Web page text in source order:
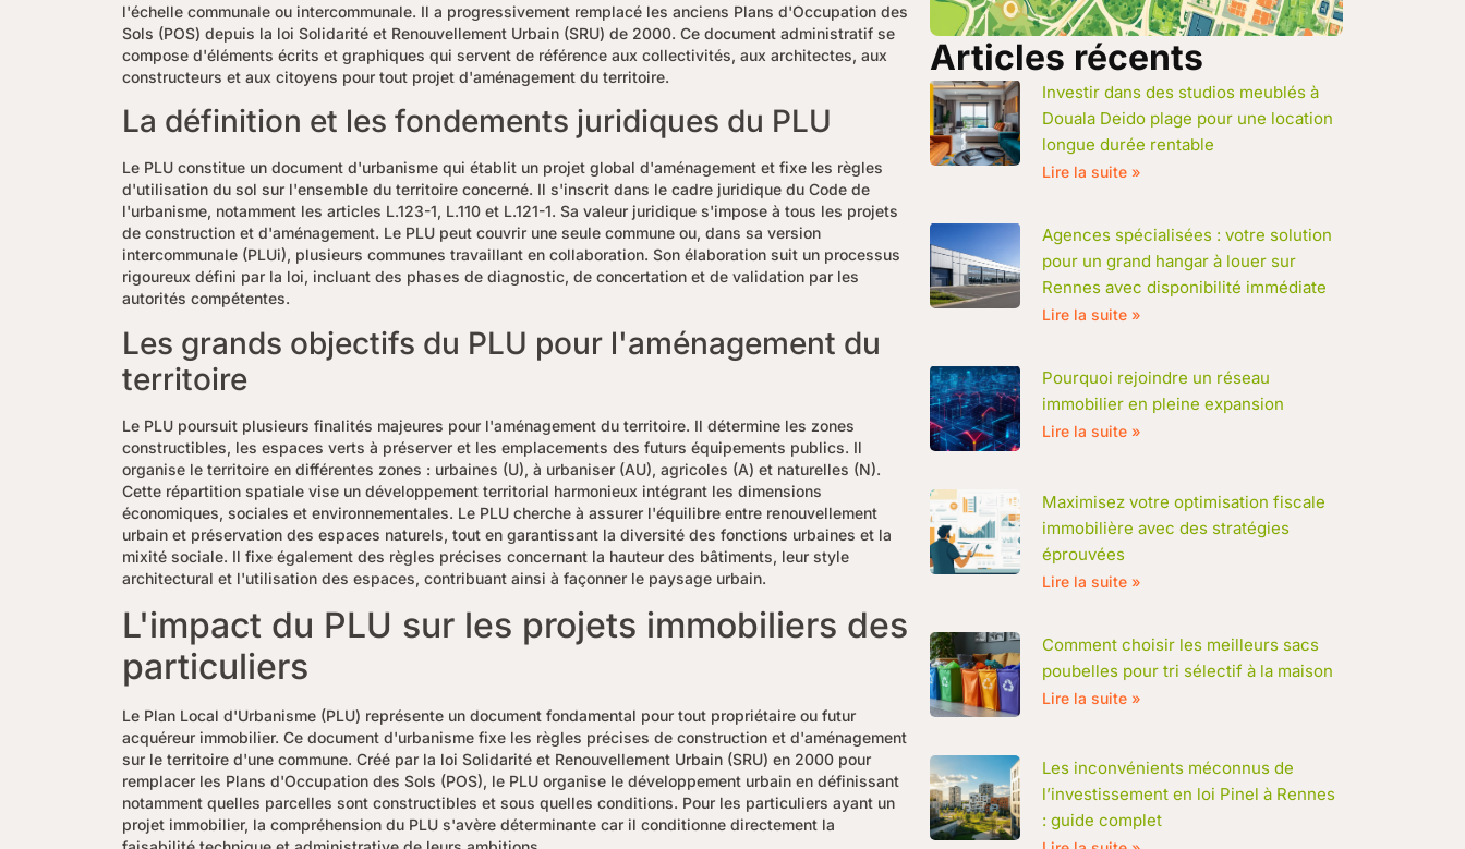
l'échelle communale ou intercommunale. Il a progressivement remplacé les anciens Plans d'Occupation des
Sols (POS) depuis la loi Solidarité et Renouvellement Urbain (SRU) de 2000. Ce document administratif se
compose d'éléments écrits et graphiques qui servent de référence aux collectivités, aux architectes, aux
constructeurs et aux citoyens pour tout projet d'aménagement du territoire.
La définition et les fondements juridiques du PLU
Le PLU constitue un document d'urbanisme qui établit un projet global d'aménagement et fixe les règles
d'utilisation du sol sur l'ensemble du territoire concerné. Il s'inscrit dans le cadre juridique du Code de
l'urbanisme, notamment les articles L.123-1, L.110 et L.121-1. Sa valeur juridique s'impose à tous les projets
de construction et d'aménagement. Le PLU peut couvrir une seule commune ou, dans sa version
intercommunale (PLUi), plusieurs communes travaillant en collaboration. Son élaboration suit un processus
rigoureux défini par la loi, incluant des phases de diagnostic, de concertation et de validation par les
autorités compétentes.
Les grands objectifs du PLU pour l'aménagement du
territoire
Le PLU poursuit plusieurs finalités majeures pour l'aménagement du territoire. Il détermine les zones
constructibles, les espaces verts à préserver et les emplacements des futurs équipements publics. Il
organise le territoire en différentes zones : urbaines (U), à urbaniser (AU), agricoles (A) et naturelles (N).
Cette répartition spatiale vise un développement territorial harmonieux intégrant les dimensions
économiques, sociales et environnementales. Le PLU cherche à assurer l'équilibre entre renouvellement
urbain et préservation des espaces naturels, tout en garantissant la diversité des fonctions urbaines et la
mixité sociale. Il fixe également des règles précises concernant la hauteur des bâtiments, leur style
architectural et l'utilisation des espaces, contribuant ainsi à façonner le paysage urbain.
L'impact du PLU sur les projets immobiliers des
particuliers
Le Plan Local d'Urbanisme (PLU) représente un document fondamental pour tout propriétaire ou futur
acquéreur immobilier. Ce document d'urbanisme fixe les règles précises de construction et d'aménagement
sur le territoire d'une commune. Créé par la loi Solidarité et Renouvellement Urbain (SRU) en 2000 pour
remplacer les Plans d'Occupation des Sols (POS), le PLU organise le développement urbain en définissant
notamment quelles parcelles sont constructibles et sous quelles conditions. Pour les particuliers ayant un
projet immobilier, la compréhension du PLU s'avère déterminante car il conditionne directement la
Articles récents
Investir dans des studios meublés à
Douala Deido plage pour une location
longue durée rentable
Lire la suite »
Agences spécialisées : votre solution
pour un grand hangar à louer sur
Rennes avec disponibilité immédiate
Lire la suite »
Pourquoi rejoindre un réseau
immobilier en pleine expansion
Lire la suite »
Maximisez votre optimisation fiscale
immobilière avec des stratégies
éprouvées
Lire la suite »
Comment choisir les meilleurs sacs
poubelles pour tri sélectif à la maison
Lire la suite »
Les inconvénients méconnus de
l’investissement en loi Pinel à Rennes
: guide complet